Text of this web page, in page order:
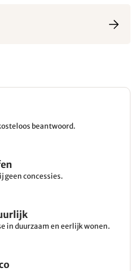
beantwoord.
geen concessies.
in duurzaam en eerlijk wonen.